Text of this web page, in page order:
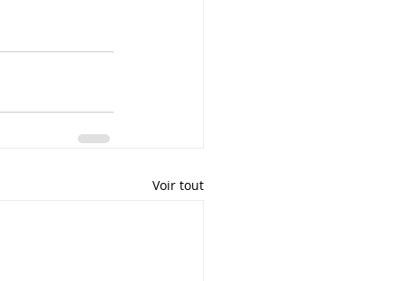
Voir tout